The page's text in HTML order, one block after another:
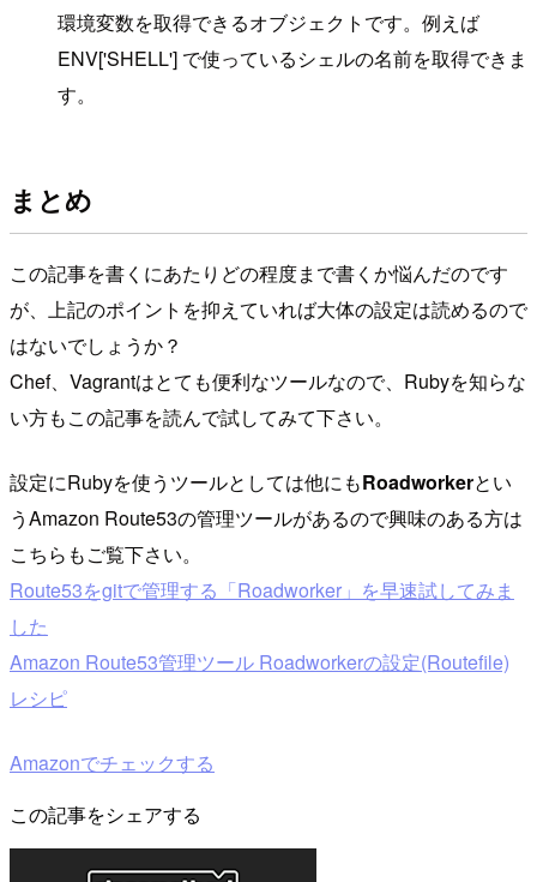
環境変数を取得できるオブジェクトです。例えば
ENV['SHELL'] で使っているシェルの名前を取得できま
す。
まとめ
この記事を書くにあたりどの程度まで書くか悩んだのです
が、上記のポイントを抑えていれば大体の設定は読めるので
はないでしょうか？
Chef、Vagrantはとても便利なツールなので、Rubyを知らな
い方もこの記事を読んで試してみて下さい。
設定にRubyを使うツールとしては他にもRoadworkerとい
うAmazon Route53の管理ツールがあるので興味のある方は
こちらもご覧下さい。
Route53をgitで管理する「Roadworker」を早速試してみま
した
Amazon Route53管理ツール Roadworkerの設定(Routefile)
レシピ
Amazonでチェックする
この記事をシェアする